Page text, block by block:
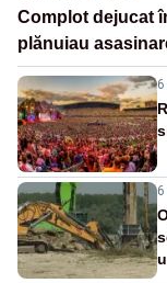
Complot dejucat
plănuiau
6
6